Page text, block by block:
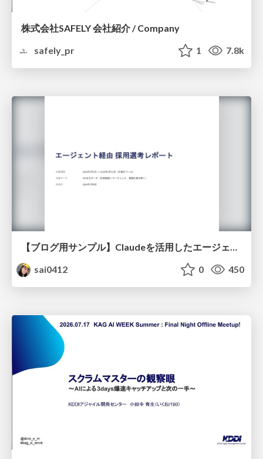
株式会社SAFELY 会社紹介 / Company
safely_pr
1 7.8k
sai0412
0 450